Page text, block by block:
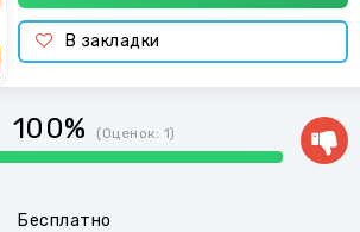
В закладки
100% (Оценок: 1)
Бесплатно